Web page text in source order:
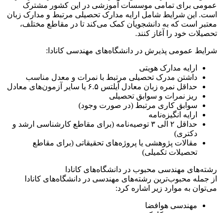
عمومی برای تمامی موسسات آموزشی در این کشور مشترک
است. این شرایط شامل ارایه مدارک تحصیلی مرتبط و مدارک زبان
معتبر است که به دانشجویان کمک می‌کند تا در مقاطع مختلف،
تحصیلات خود را آغاز کنند.
شرایط عمومی پذیرش در دانشگاه‌های مهندسی کانادا:
ارایه مدارک هویتی
داشتن مدرک تحصیلی مرتبط با نمرات و معدل مناسب
حداقل نمره زبان معادل آیلتس ۶.۵ یا سایر آزمون‌های معادل
ریز نمرات و سوابق تحصیلی
سوابق کاری مرتبط (در صورت وجود)
ارایه انگیزه‌نامه
حداقل ۲ الی ۳ توصیه‌نامه (برای مقاطع کارشناسی ارشد و
دکتری)
مقالات پژوهشی یا پروژه‌های تحقیقاتی (برای مقاطع
تحصیلات تکمیلی)
رشته‌های مهندسی محبوب در دانشگاه‌های کانادا
از جمله محبوب‌ترین رشته‌های مهندسی در دانشگاه‌های کانادا
می‌توان به موارد زیر اشاره کرد:
مهندسی هوافضا